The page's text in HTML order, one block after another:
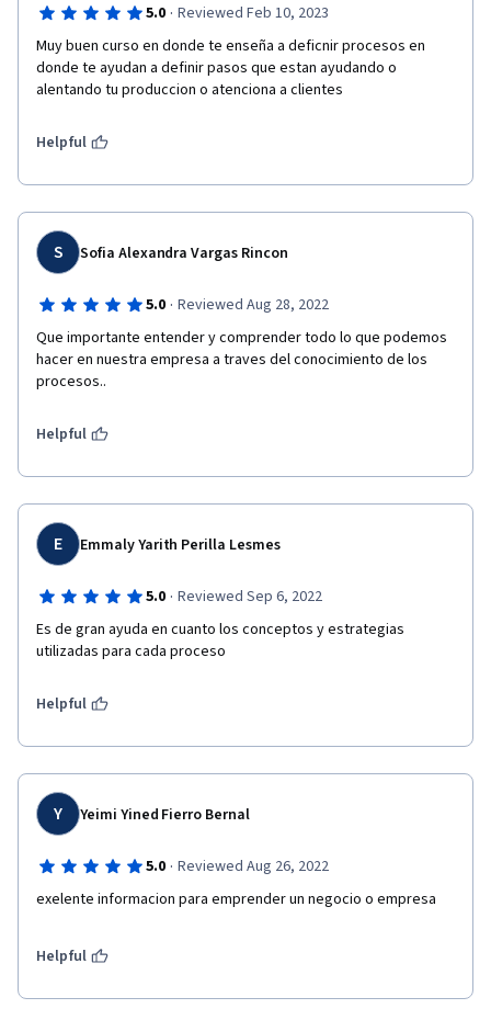
5.0 · Reviewed Feb 10, 2023
Muy buen curso en donde te enseña a deficnir procesos en
donde te ayudan a definir pasos que estan ayudando o
alentando tu produccion o atenciona a clientes
Helpful
S Sofia Alexandra Vargas Rincon
5.0 · Reviewed Aug 28, 2022
Que importante entender y comprender todo lo que podemos
hacer en nuestra empresa a traves del conocimiento de los
procesos..
Helpful
E Emmaly Yarith Perilla Lesmes
5.0 · Reviewed Sep 6, 2022
Es de gran ayuda en cuanto los conceptos y estrategias
utilizadas para cada proceso
Helpful
Y Yeimi Yined Fierro Bernal
5.0 · Reviewed Aug 26, 2022
exelente informacion para emprender un negocio o empresa
Helpful